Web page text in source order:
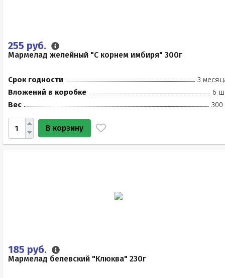
255 руб.
Мармелад желейный "С корнем имбиря" 300г
Срок годности
3
Вложений в коробке
6
Вес
300
В корзину
185 руб.
Мармелад белевский "Клюква" 230г